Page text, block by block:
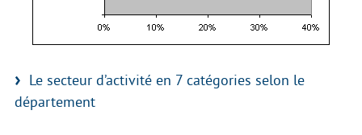
Le secteur d’activité en 7 catégories selon le
département